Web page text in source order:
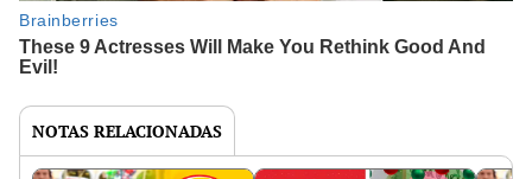
NOTAS RELACIONADAS